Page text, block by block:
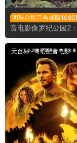
明珠台配音合成版
音电影侏罗纪公园2
世界 The Lost
c Park
无台标·粤语配音电影